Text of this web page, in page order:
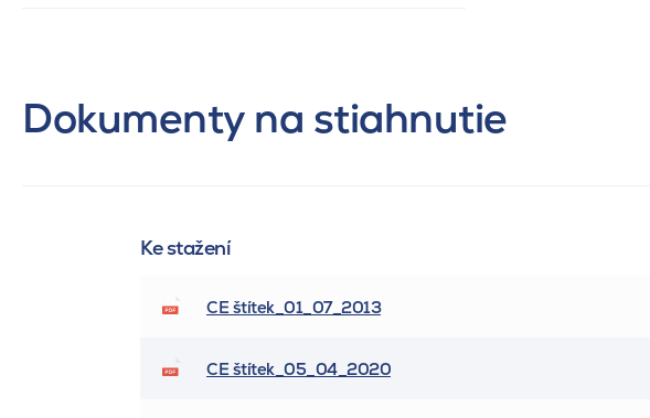
Dokumenty na stiahnutie
Ke stažení
CE štítek_01_07_2013
CE štítek_05_04_2020